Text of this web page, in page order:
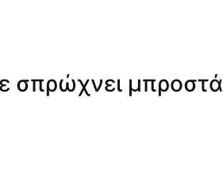
σπρώχνει μπροστά